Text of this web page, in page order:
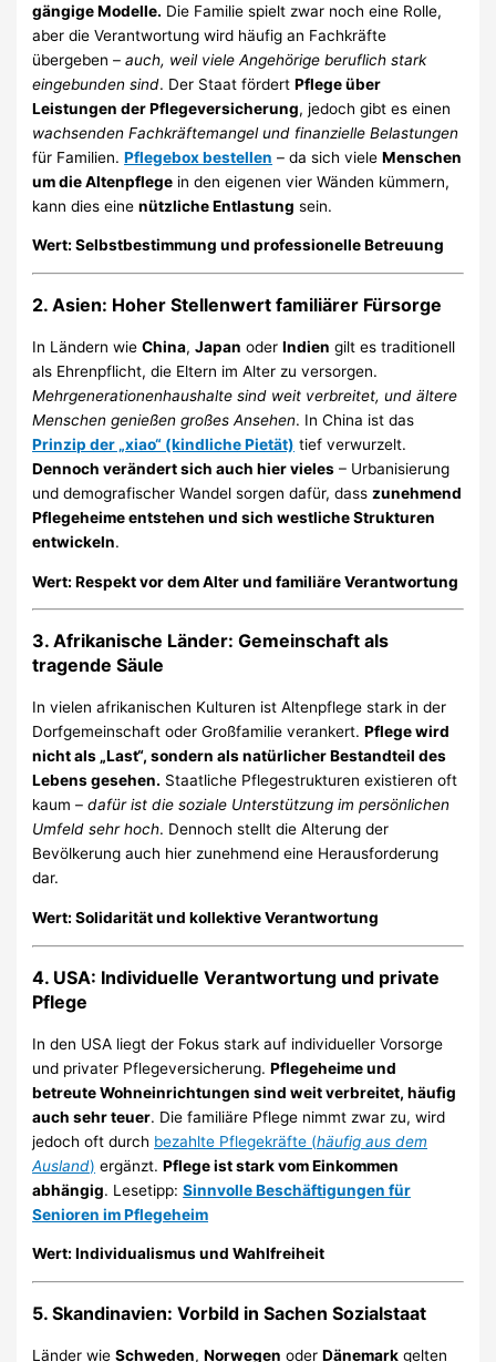
gängige Modelle. Die Familie spielt zwar noch eine Rolle,
aber die Verantwortung wird häufig an Fachkräfte
übergeben –auch, weil viele Angehörige beruflich stark
eingebunden sind. Der Staat fördertPflege über
Leistungen der Pflegeversicherung, jedoch gibt es einen
wachsenden Fachkräftemangel und finanzielle Belastungen
für Familien.Pflegebox bestellen – da sich vieleMenschen
um die Altenpflege in den eigenen vier Wänden kümmern,
kann dies einenützliche Entlastung sein.
Wert: Selbstbestimmung und professionelle Betreuung
2.Asien: Hoher Stellenwert familiärer Fürsorge
In Ländern wieChina,Japan oderIndien gilt es traditionell
als Ehrenpflicht, die Eltern im Alter zu versorgen.
Mehrgenerationenhaushalte sind weit verbreitet, und ältere
Menschen genießen großes Ansehen. In China ist das
Prinzip der „xiao“ (kindliche Pietät) tief verwurzelt.
Dennoch verändert sich auch hier vieles – Urbanisierung
und demografischer Wandel sorgen dafür, dass zunehmend
Pflegeheime entstehen und sich westliche Strukturen
entwickeln.
Wert: Respekt vor dem Alter und familiäre Verantwortung
3.Afrikanische Länder: Gemeinschaft als
tragende Säule
In vielen afrikanischen Kulturen ist Altenpflege stark in der
Dorfgemeinschaft oder Großfamilie verankert.Pflege wird
nicht als „Last“, sondern als natürlicher Bestandteil des
Lebens gesehen. Staatliche Pflegestrukturen existieren oft
kaum –dafür ist die soziale Unterstützung im persönlichen
Umfeld sehr hoch. Dennoch stellt die Alterung der
Bevölkerung auch hier zunehmend eine Herausforderung
dar.
Wert: Solidarität und kollektive Verantwortung
4. USA: Individuelle Verantwortung und private
Pflege
In den USA liegt der Fokus stark auf individueller Vorsorge
und privater Pflegeversicherung.Pflegeheime und
betreute Wohneinrichtungen sind weit verbreitet, häufig
auch sehr teuer. Die familiäre Pflege nimmt zwar zu, wird
jedoch oft durch bezahlte Pflegekräfte (häufig aus dem
Ausland) ergänzt.Pflege ist stark vom Einkommen
abhängig. Lesetipp:Sinnvolle Beschäftigungen für
Senioren im Pflegeheim
Wert: Individualismus und Wahlfreiheit
5.Skandinavien: Vorbild in Sachen Sozialstaat
Länder wieSchweden,Norwegen oderDänemark gelten